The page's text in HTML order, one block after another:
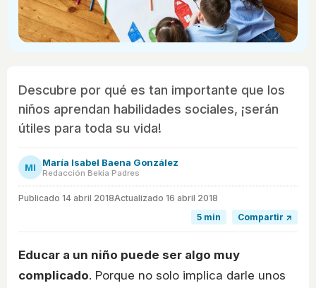
Descubre por qué es tan importante que los
niños aprendan habilidades sociales, ¡serán
útiles para toda su vida!
MI María Isabel Baena González
Redacción Bekia Padres
Publicado 14 abril 2018Actualizado 16 abril 2018
5 min
Compartir ↗
Educar a un niño puede ser algo muy
complicado. Porque no solo implica darle unos